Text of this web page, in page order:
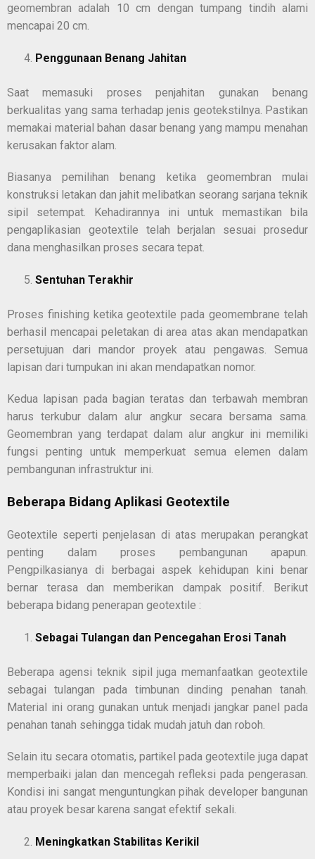
geomembran adalah 10 cm dengan tumpang tindih alami
mencapai 20 cm.
Penggunaan Benang Jahitan
Saat memasuki proses penjahitan gunakan benang
berkualitas yang sama terhadap jenis geotekstilnya. Pastikan
memakai material bahan dasar benang yang mampu menahan
kerusakan faktor alam.
Biasanya pemilihan benang ketika geomembran mulai
konstruksi letakan dan jahit melibatkan seorang sarjana teknik
sipil setempat. Kehadirannya ini untuk memastikan bila
pengaplikasian geotextile telah berjalan sesuai prosedur
dana menghasilkan proses secara tepat.
Sentuhan Terakhir
Proses finishing ketika geotextile pada geomembrane telah
berhasil mencapai peletakan di area atas akan mendapatkan
persetujuan dari mandor proyek atau pengawas. Semua
lapisan dari tumpukan ini akan mendapatkan nomor.
Kedua lapisan pada bagian teratas dan terbawah membran
harus terkubur dalam alur angkur secara bersama sama.
Geomembran yang terdapat dalam alur angkur ini memiliki
fungsi penting untuk memperkuat semua elemen dalam
pembangunan infrastruktur ini.
Beberapa Bidang Aplikasi Geotextile
Geotextile seperti penjelasan di atas merupakan perangkat
penting dalam proses pembangunan apapun.
Pengpilkasianya di berbagai aspek kehidupan kini benar
bernar terasa dan memberikan dampak positif. Berikut
beberapa bidang penerapan geotextile :
Sebagai Tulangan dan Pencegahan Erosi Tanah
Beberapa agensi teknik sipil juga memanfaatkan geotextile
sebagai tulangan pada timbunan dinding penahan tanah.
Material ini orang gunakan untuk menjadi jangkar panel pada
penahan tanah sehingga tidak mudah jatuh dan roboh.
Selain itu secara otomatis, partikel pada geotextile juga dapat
memperbaiki jalan dan mencegah refleksi pada pengerasan.
Kondisi ini sangat menguntungkan pihak developer bangunan
atau proyek besar karena sangat efektif sekali.
Meningkatkan Stabilitas Kerikil